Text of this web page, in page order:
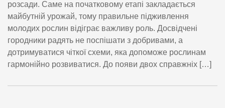
розсади. Саме на початковому етапі закладається
майбутній урожай, тому правильне підживлення
молодих рослин відіграє важливу роль. Досвідчені
городники радять не поспішати з добривами, а
дотримуватися чіткої схеми, яка допоможе рослинам
гармонійно розвиватися. До появи двох справжніх […]